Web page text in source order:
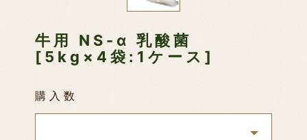
牛用 NS-α 乳酸菌
[5kg×4袋:1ケース]
購入数